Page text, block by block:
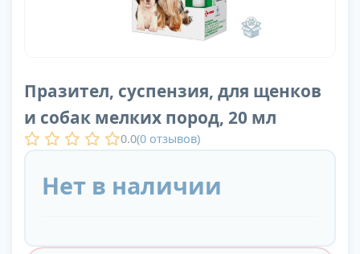
Празител, суспензия, для щенков
и собак мелких пород, 20 мл
0.0(0 отзывов)
Нет в наличии